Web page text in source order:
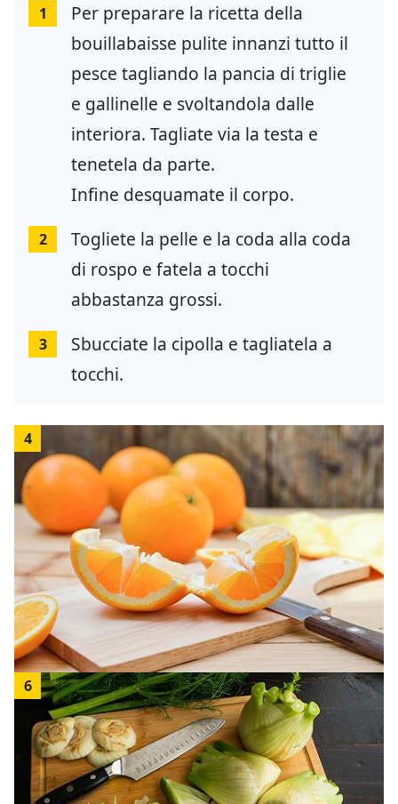
1
Per preparare la ricetta della
bouillabaisse pulite innanzi tutto il
pesce tagliando la pancia di triglie
e gallinelle e svoltandola dalle
interiora. Tagliate via la testa e
tenetela da parte.
Infine desquamate il corpo.
2
Togliete la pelle e la coda alla coda
di rospo e fatela a tocchi
abbastanza grossi.
3
Sbucciate la cipolla e tagliatela a
tocchi.
4
6